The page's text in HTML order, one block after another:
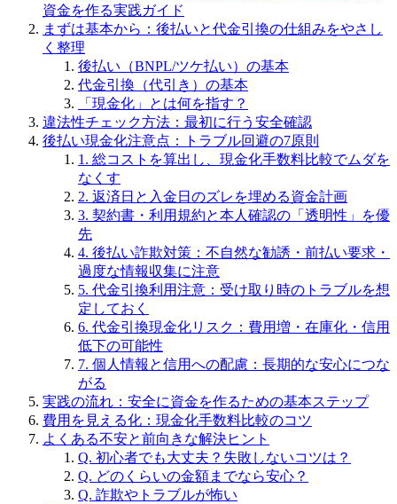
資金を作る実践ガイド
まずは基本から：後払いと代金引換の仕組みをやさし
く整理
後払い（BNPL/ツケ払い）の基本
代金引換（代引き）の基本
「現金化」とは何を指す？
違法性チェック方法：最初に行う安全確認
後払い現金化注意点：トラブル回避の7原則
1. 総コストを算出し、現金化手数料比較でムダを
なくす
2. 返済日と入金日のズレを埋める資金計画
3. 契約書・利用規約と本人確認の「透明性」を優
先
4. 後払い詐欺対策：不自然な勧誘・前払い要求・
過度な情報収集に注意
5. 代金引換利用注意：受け取り時のトラブルを想
定しておく
6. 代金引換現金化リスク：費用増・在庫化・信用
低下の可能性
7. 個人情報と信用への配慮：長期的な安心につな
がる
実践の流れ：安全に資金を作るための基本ステップ
費用を見える化：現金化手数料比較のコツ
よくある不安と前向きな解決ヒント
Q. 初心者でも大丈夫？失敗しないコツは？
Q. どのくらいの金額までなら安心？
Q. 詐欺やトラブルが怖い